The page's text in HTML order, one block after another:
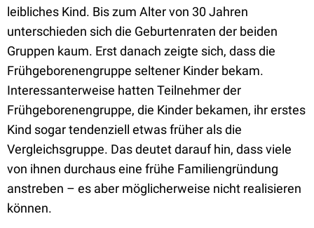
leibliches Kind. Bis zum Alter von 30 Jahren
unterschieden sich die Geburtenraten der beiden
Gruppen kaum. Erst danach zeigte sich, dass die
Frühgeborenengruppe seltener Kinder bekam.
Interessanterweise hatten Teilnehmer der
Frühgeborenengruppe, die Kinder bekamen, ihr erstes
Kind sogar tendenziell etwas früher als die
Vergleichsgruppe. Das deutet darauf hin, dass viele
von ihnen durchaus eine frühe Familiengründung
anstreben – es aber möglicherweise nicht realisieren
können.